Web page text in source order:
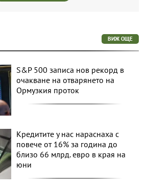
ВИЖ ОЩЕ
S&P 500 записа нов рекорд в
очакване на отварянето на
Ормузкия проток
Кредитите у нас нараснаха с
повече от 16% за година до
близо 66 млрд. евро в края на
юни